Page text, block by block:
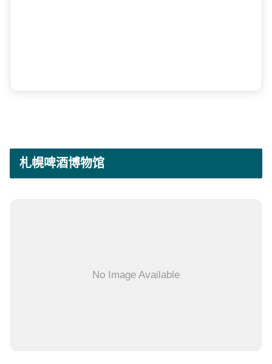
札幌啤酒博物馆
No Image Available